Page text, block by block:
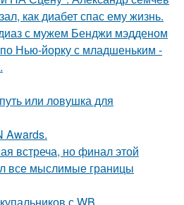
как диабет спас ему жизнь.
с мужем Бенджи мэдденом
Нью-йорку с младшеньким -
или ловушка для
Awards.
встреча, но финал этой
все мыслимые границы
с WB.